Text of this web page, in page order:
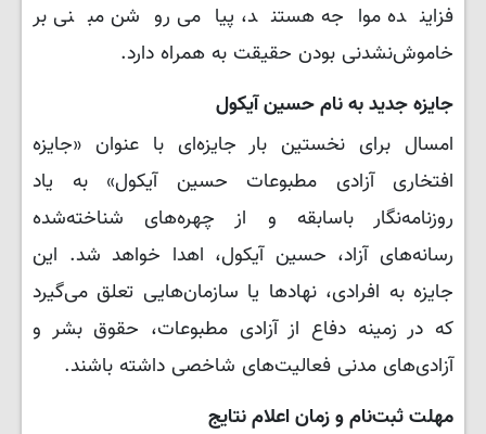
فزاینده مواجه هستند، پیامی روشن مبنی بر
خاموش‌نشدنی بودن حقیقت به همراه دارد.
جایزه جدید به نام حسین آیکول
امسال برای نخستین بار جایزه‌ای با عنوان «جایزه
افتخاری آزادی مطبوعات حسین آیکول» به یاد
روزنامه‌نگار باسابقه و از چهره‌های شناخته‌شده
رسانه‌های آزاد، حسین آیکول، اهدا خواهد شد. این
جایزه به افرادی، نهادها یا سازمان‌هایی تعلق می‌گیرد
که در زمینه دفاع از آزادی مطبوعات، حقوق بشر و
آزادی‌های مدنی فعالیت‌های شاخصی داشته باشند.
مهلت ثبت‌نام و زمان اعلام نتایج